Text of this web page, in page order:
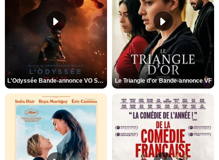
L'Odyssée Bande-annonce VO STFR Le Triangle d'or Bande-annonce VF